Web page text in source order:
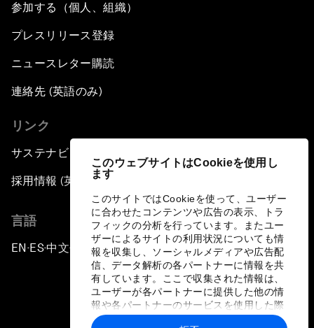
このウェブサイトはCookieを使用し
ます
このサイトではCookieを使って、ユーザー
に合わせたコンテンツや広告の表示、トラ
フィックの分析を行っています。またユー
ザーによるサイトの利用状況についても情
報を収集し、ソーシャルメディアや広告配
信、データ解析の各パートナーに情報を共
有しています。ここで収集された情報は、
ユーザーが各パートナーに提供した他の情
報や各パートナーのサービスを使用した際
に収集された情報と組み合わされ、各パー
参加する（個人、組織）
プレスリリース登録
ニュースレター購読
連絡先 (英語のみ)
リンク
サステナビリティへの取り組み
採用情報 (英語のみ)
言語
EN ▪ES▪中文▪ 日本語